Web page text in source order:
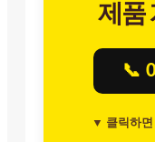
제품
📞
▼ 클릭하면